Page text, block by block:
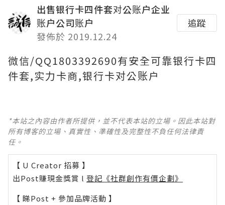
出售银行卡四件套对公账户企业
账户公司账户
發佈於 2019.12.24
追蹤
微信/QQ1803392690有安全可靠银行卡四
件套,实力卡商,银行卡对公账户
*本站之內容由作者所提供，並不代表本站的立場。因此本站對
所有博客的立場、真實性、準確性及完整性不負任何法律責
任。
【 U Creator 招募 】
出Post賺現金獎賞 l 登記《社群創作有價企劃》
【 睇Post + 參加品牌活動 】